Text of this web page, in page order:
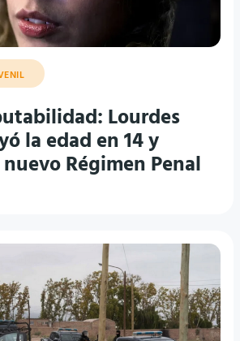
Lourdes
la edad en 14 y
Régimen Penal